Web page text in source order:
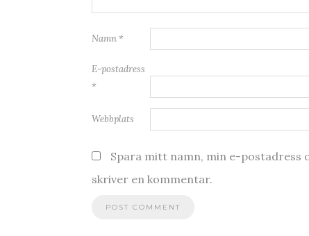
Namn *
E-postadress
*
Webbplats
Spara mitt namn, min e-postadress
skriver en kommentar.